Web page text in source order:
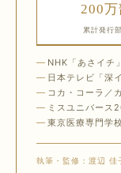
200万
累計発行
NHK「あさイチ
日本テレビ「深
コカ・コーラ／
ミスユニバース
東京医療専門学
執筆・監修：渡辺 佳